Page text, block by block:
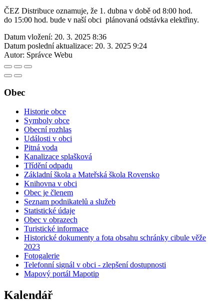
ČEZ Distribuce oznamuje, že 1. dubna v době od 8:00 hod.
do 15:00 hod. bude v naší obci plánovaná odstávka elektřiny.
Datum vložení: 20. 3. 2025 8:36
Datum poslední aktualizace: 20. 3. 2025 9:24
Autor: Správce Webu
Obec
Historie obce
Symboly obce
Obecní rozhlas
Události v obci
Pitná voda
Kanalizace splašková
Třídění odpadu
Základní škola a Mateřská škola Rovensko
Knihovna v obci
Obec je členem
Seznam podnikatelů a služeb
Statistické údaje
Obec v obrazech
Turistické informace
Historické dokumenty a fota obsahu schránky cibule věže
2023
Fotogalerie
Telefonní signál v obci - zlepšení dostupnosti
Mapový portál Mapotip
Kalendář